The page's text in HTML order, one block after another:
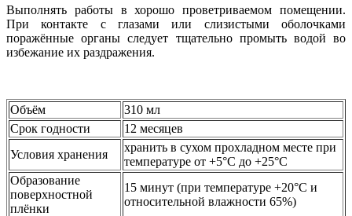
Выполнять работы в хорошо проветриваемом помещении.
При контакте с глазами или слизистыми оболочками
поражённые органы следует тщательно промыть водой во
избежание их раздражения.
Объём
310 мл
Срок годности
12 месяцев
Условия хранения
хранить в сухом прохладном месте при
температуре от +5°C до +25°C
Образование
поверхностной
плёнки
15 минут (при температуре +20°C и
относительной влажности 65%)